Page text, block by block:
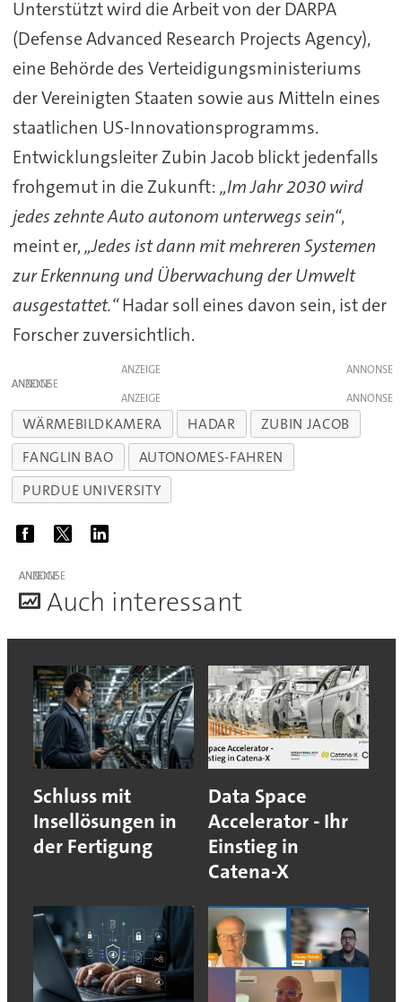
Unterstützt wird die Arbeit von der DARPA
(Defense Advanced Research Projects Agency),
eine Behörde des Verteidigungsministeriums
der Vereinigten Staaten sowie aus Mitteln eines
staatlichen US-Innovationsprogramms.
Entwicklungsleiter Zubin Jacob blickt jedenfalls
frohgemut in die Zukunft: „Im Jahr 2030 wird
jedes zehnte Auto autonom unterwegs sein“,
meint er,„Jedes ist dann mit mehreren Systemen
zur Erkennung und Überwachung der Umwelt
ausgestattet.“Hadar soll eines davon sein, ist der
Forscher zuversichtlich.
ANZEIGE
ANZEIGE
ANZEIGE
WÄRMEBILDKAMERA HADAR
ZUBIN JACOB
FANGLIN BAO
AUTONOMES-FAHREN
PURDUE UNIVERSITY
ANZEIGE
Auch interessant
Schluss mit
Insellösungen in
der Fertigung
Data Space
Accelerator - Ihr
Einstieg in
Catena-X